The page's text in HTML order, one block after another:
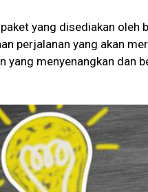
yang disediakan
perjalanan yang akan
yang menyenangkan dan